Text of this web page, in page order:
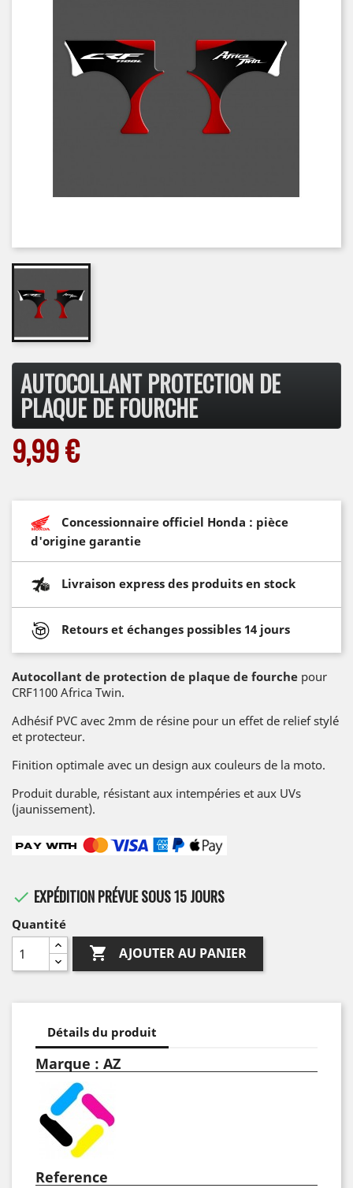
AUTOCOLLANT PROTECTION DE
PLAQUE DE FOURCHE
9,99 €
Concessionnaire officiel Honda : pièce
d'origine garantie
Livraison express des produits en stock
Retours et échanges possibles 14 jours
Autocollant de protection de plaque de fourche pour
CRF1100 Africa Twin.
Adhésif PVC avec 2mm de résine pour un effet de relief stylé
et protecteur.
Finition optimale avec un design aux couleurs de la moto.
Produit durable, résistant aux intempéries et aux UVs
(jaunissement).
 EXPÉDITION PRÉVUE SOUS 15 JOURS
Quantité
 AJOUTER AU PANIER
Détails du produit
Marque : AZ
Reference